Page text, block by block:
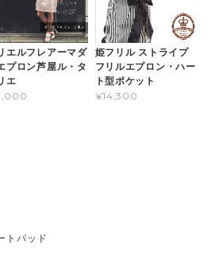
エルフレアーマダ
プロン芦屋ル・タ
エ
姫フリル ストライプ
フリルエプロン・ハー
ト型ポケット
¥14,300
トパッド